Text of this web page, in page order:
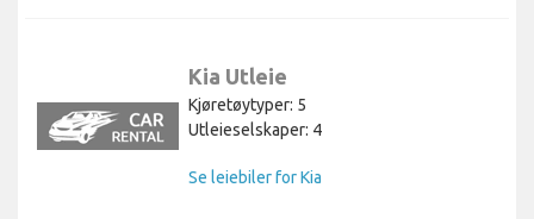
Kia Utleie
Kjøretøytyper: 5
Utleieselskaper: 4
Se leiebiler for Kia